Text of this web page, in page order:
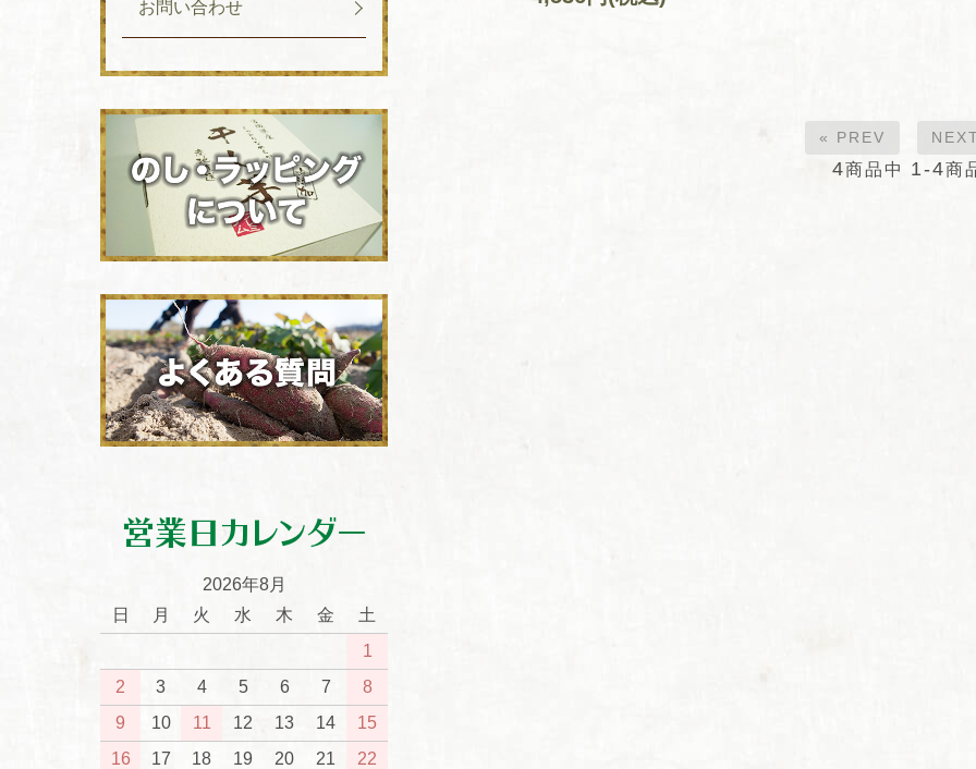
« PREV
4商品中 1-4商
お問い合わせ
営業日カレンダー
2026年8月
日
月 火 水 木 金
土
1
2
3 4 5 6 7
8
9
10 11 12 13 14
15
16
17 18 19 20 21
22